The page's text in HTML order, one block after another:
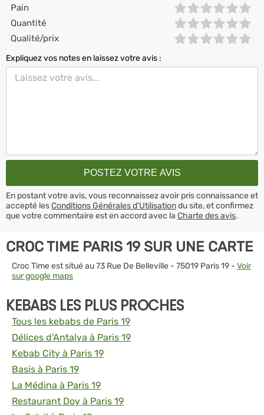
Pain
Quantité
Qualité/prix
Expliquez vos notes en laissez votre avis :
En postant votre avis, vous reconnaissez avoir pris connaissance et
accepté lesConditions Générales d’Utilisationdu site, et confirmez
que votre commentaire est en accord avec la Charte des avis.
CROC TIME PARIS 19 SUR UNE CARTE
Croc Time est situé au 73 Rue De Belleville - 75019 Paris 19 - Voir
sur google maps
KEBABS LES PLUS PROCHES
Tous les kebabs de Paris 19
Délices d'Antalya à Paris 19
Kebab City à Paris 19
Basis à Paris 19
La Médina à Paris 19
Restaurant Doy à Paris 19